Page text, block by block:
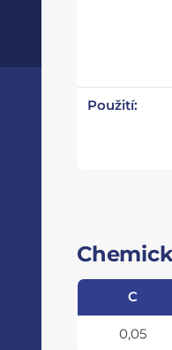
Použití:
C
0,05